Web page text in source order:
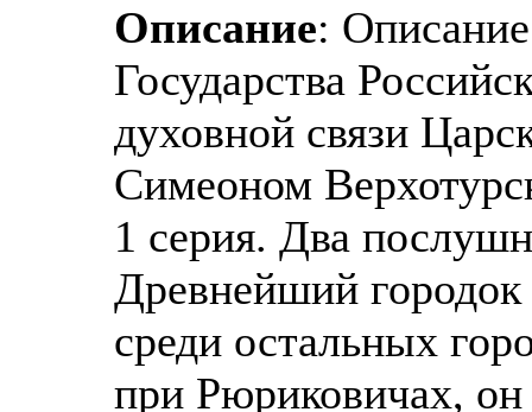
Описание:
Государства
духовной связи
Симеоном
1 серия. Два
Древнейший городок
среди остальных
при Рюриковичах, он